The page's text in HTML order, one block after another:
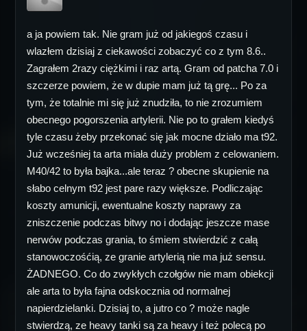
a ja powiem tak. Nie gram już od jakiegoś czasu i
wlazłem dzisiaj z ciekawości zobaczyć co z tym 8.6..
Zagrałem 2razy ciężkimi i raz artą. Gram od patcha 7.0 i
szczerze powiem, że w dupie mam już tą grę... Po za
tym, że totalnie mi się już znudziła, to nie zrozumiem
obecnego pogorszenia artylerii. Nie po to grałem kiedyś
tyle czasu żeby przekonać się jak mocne działo ma t92.
Już wcześniej ta arta miała duży problem z celowaniem.
M40/42 to była bajka...ale teraz ? obecne skupienie na
słabo celnym t92 jest pare razy większe. Podliczając
koszty amunicji, ewentualne koszty naprawy za
zniszczenie podczas bitwy no i dodając jeszcze mase
nerwów podczas grania, to śmiem stwierdzić z całą
stanowoczośćią, ze granie artylerią nie ma już sensu.
ŻADNEGO. Co do zwykłych czołgów nie mam obiekcji
ale arta to była fajna odskocznia od normalnej
napierdzielanki. Dzisiaj to, a jutro co ? może nagle
stwierdzą, ze heavy tanki są za heavy i też polecą po